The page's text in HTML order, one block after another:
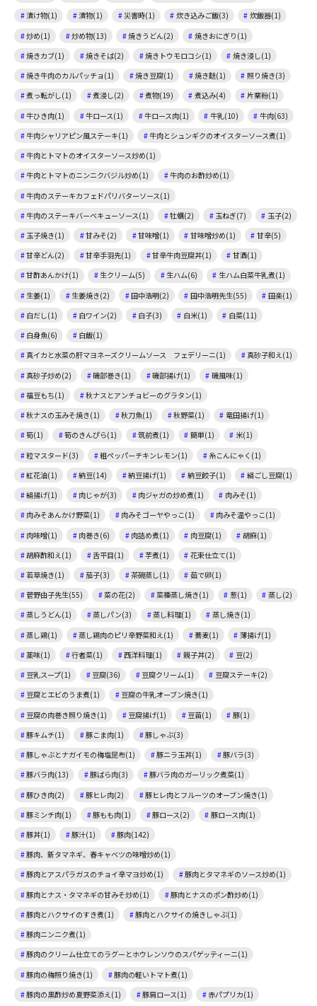
漬け物(1)
漬物(1) 災害時(1) 炊き込みご飯(3)
炊飯器(1)
炒め(1)
炒め物(13) 焼きうどん(2)
焼きおにぎり(1)
焼きカブ(1)
焼きそば(2) 焼きトウモロコシ(1)
焼き浸し(1)
焼き牛肉のカルパッチョ(1)
焼き豆腐(1) 焼き麩(1)
照り焼き(3)
煮っ転がし(1)
煮浸し(2) 煮物(19) 煮込み(4)
片栗粉(1)
牛ひき肉(1)
牛ロース(1) 牛ロース肉(1) 牛乳(10)
牛肉(63)
牛肉シャリアピン風ステーキ(1)
牛肉とシュンギクのオイスターソース煮(1)
牛肉とトマトのオイスターソース炒め(1)
牛肉とトマトのニンニクバジル炒め(1)
牛肉のお酢炒め(1)
牛肉のステーキカフェドパリバターソース(1)
牛肉のステーキバーベキューソース(1)
牡蠣(2) 玉ねぎ(7)
玉子(2)
玉子焼き(1)
甘みそ(2) 甘味噌(1) 甘味噌炒め(1)
甘辛(5)
甘辛どん(2)
甘辛手羽先(1) 甘辛牛肉豆腐丼(1)
甘酒(1)
甘酢あんかけ(1)
生クリーム(5) 生ハム(6)
生ハム白菜牛乳煮(1)
生姜(1)
生姜焼き(2) 田中浩明(2) 田中浩明先生(55)
田楽(1)
白だし(1)
白ワイン(2) 白子(3) 白米(1)
白菜(11)
白身魚(6)
白飯(1)
真イカと水菜の肝マヨネーズクリームソース フェデリーニ(1)
真砂子和え(1)
真砂子炒め(2)
磯部巻き(1) 磯部揚げ(1)
磯風味(1)
福豆もち(1)
秋ナスとアンチョビーのグラタン(1)
秋ナスの玉みそ焼き(1)
秋刀魚(1) 秋野菜(1)
竜田揚げ(1)
筍(1)
筍のきんぴら(1) 筑前煮(1) 簡単(1)
米(1)
粒マスタード(3)
粗ペッパーチキンレモン(1)
糸こんにゃく(1)
紅花油(1)
納豆(14) 納豆揚げ(1) 納豆餃子(1)
絹ごし豆腐(1)
絹揚げ(1)
肉じゃが(3) 肉ジャガの炒め煮(1)
肉みそ(1)
肉みそあんかけ野菜(1)
肉みそゴーヤやっこ(1)
肉みそ温やっこ(1)
肉味噌(1)
肉巻き(6) 肉詰め煮(1) 肉豆腐(1)
胡麻(1)
胡麻酢和え(1)
舌平目(1) 芋煮(1)
花束仕立て(1)
若草焼き(1)
茄子(3) 茶碗蒸し(1)
茹で卵(1)
菅野由子先生(55)
菜の花(2) 菜種蒸し焼き(1) 葱(1)
蒸し(2)
蒸しうどん(1)
蒸しパン(3) 蒸し料理(1)
蒸し焼き(1)
蒸し鶏(1)
蒸し鶏肉のピリ辛野菜和え(1) 蕎麦(1)
薄揚げ(1)
薬味(1)
行者菜(1) 西洋料理(1) 親子丼(2)
豆(2)
豆乳スープ(1)
豆腐(36) 豆腐クリーム(1)
豆腐ステーキ(2)
豆腐とエビのうま煮(1)
豆腐の牛乳オーブン焼き(1)
豆腐の肉巻き照り焼き(1)
豆腐揚げ(1) 豆苗(1)
豚(1)
豚キムチ(1)
豚こま肉(1)
豚しゃぶ(3)
豚しゃぶとナガイモの梅塩昆布(1)
豚ニラ玉丼(1)
豚バラ(3)
豚バラ肉(13)
豚ばら肉(3)
豚バラ肉のガーリック煮菜(1)
豚ひき肉(2)
豚ヒレ肉(2)
豚ヒレ肉とフルーツのオーブン焼き(1)
豚ミンチ肉(1)
豚もも肉(1) 豚ロース(2)
豚ロース肉(1)
豚丼(1)
豚汁(1)
豚肉(142)
豚肉、新タマネギ、春キャベツの味噌炒め(1)
豚肉とアスパラガスのチョイ辛マヨ炒め(1)
豚肉とタマネギのソース炒め(1)
豚肉とナス・タマネギの甘みそ炒め(1)
豚肉とナスのポン酢炒め(1)
豚肉とハクサイのすき煮(1)
豚肉とハクサイの焼きしゃぶ(1)
豚肉ニンニク煮(1)
豚肉のクリーム仕立てのラグーとホウレンソウのスパゲッティーニ(1)
豚肉の梅照り焼き(1)
豚肉の軽いトマト煮(1)
豚肉の黒酢炒め夏野菜添え(1)
豚肩ロース(1)
赤パプリカ(1)